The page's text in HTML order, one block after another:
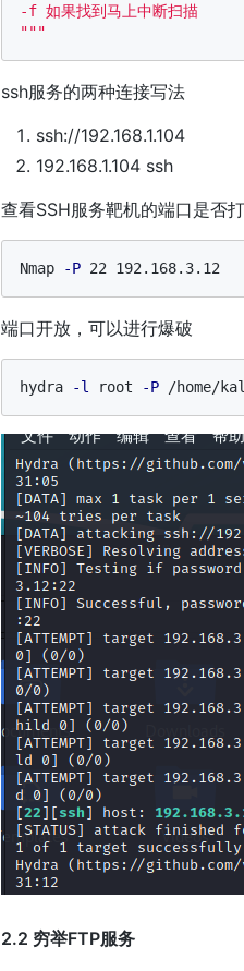
-f 如果找到马上中断扫描
"""
ssh服务的两种连接写法
ssh://192.168.1.104
192.168.1.104 ssh
查看SSH服务靶机的端口是否
Nmap -P
端口开放，可以进行爆破
hydra -l root -P /home/
2.2 穷举FTP服务